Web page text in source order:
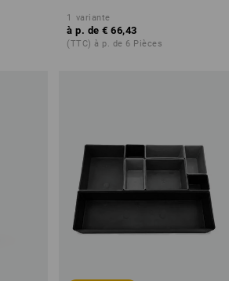
1 variante
à p. de € 66,43
(TTC) à p. de 6 Pièces